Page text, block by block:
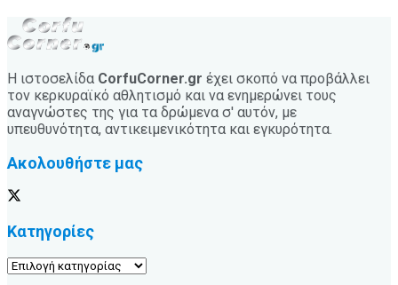
Η ιστοσελίδα CorfuCorner.gr έχει σκοπό να προβάλλει
τον κερκυραϊκό αθλητισμό και να ενημερώνει τους
αναγνώστες της για τα δρώμενα σ' αυτόν, με
υπευθυνότητα, αντικειμενικότητα και εγκυρότητα.
Ακολουθήστε μας
Κατηγορίες
Κατηγορίες